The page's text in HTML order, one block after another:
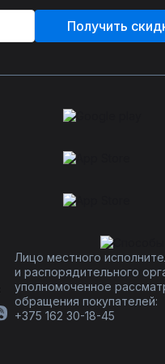
Получить
Лицо местного
и распорядительного
уполномоченное
обращения покупателей:
+375 162 30-18-45